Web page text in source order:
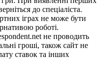
до спеціаліста.
іграх не може бути
роботі.
не проводить
гроші, також сайт не
ставок та інших